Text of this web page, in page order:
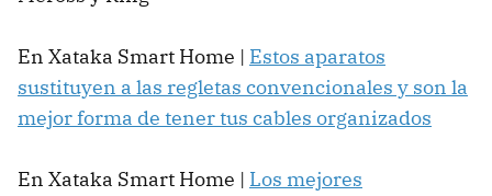
En Xataka Smart Home | Estos aparatos
sustituyen a las regletas convencionales y son la
mejor forma de tener tus cables organizados
En Xataka Smart Home | Los mejores